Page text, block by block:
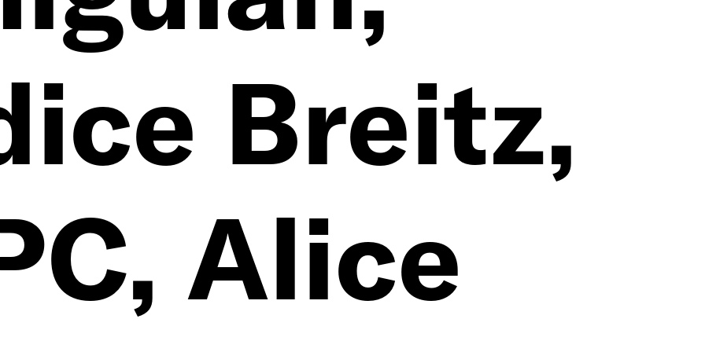
Breitz,
Alice